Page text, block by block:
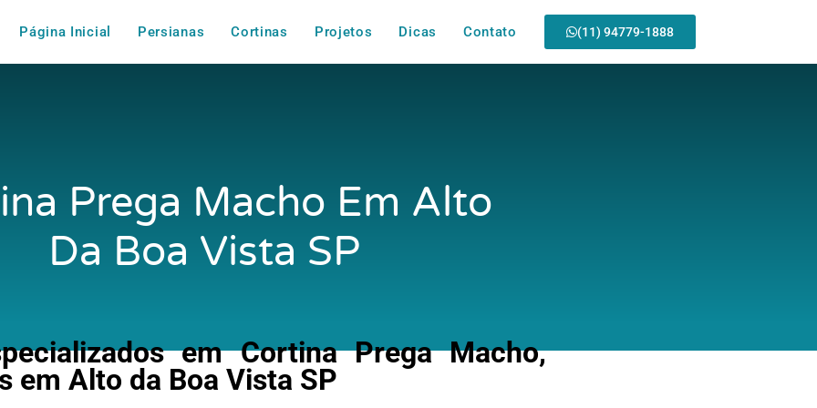
Página Inicial Persianas Cortinas Projetos Dicas Contato (11) 94779-1888
Prega Macho Em Alto
Da Boa Vista SP
em Cortina Prega Macho,
em Alto da Boa Vista SP